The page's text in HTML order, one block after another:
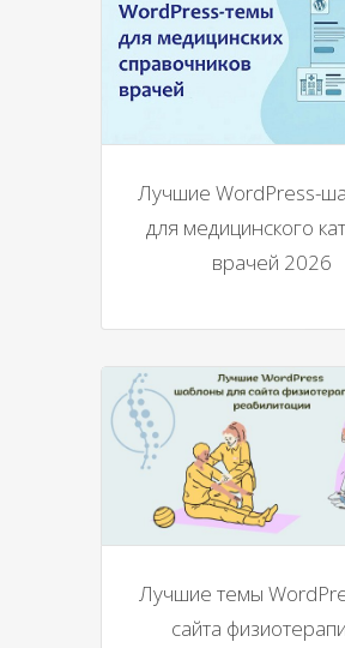
Лучшие WordPress-
для медицинского
врачей 2026
Лучшие темы
сайта